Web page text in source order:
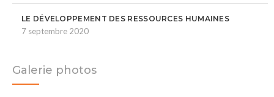
LE DÉVELOPPEMENT DES RESSOURCES HUMAINES
7 septembre 2020
Galerie photos